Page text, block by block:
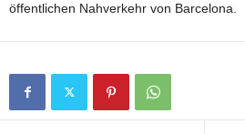
öffentlichen Nahverkehr von Barcelona.